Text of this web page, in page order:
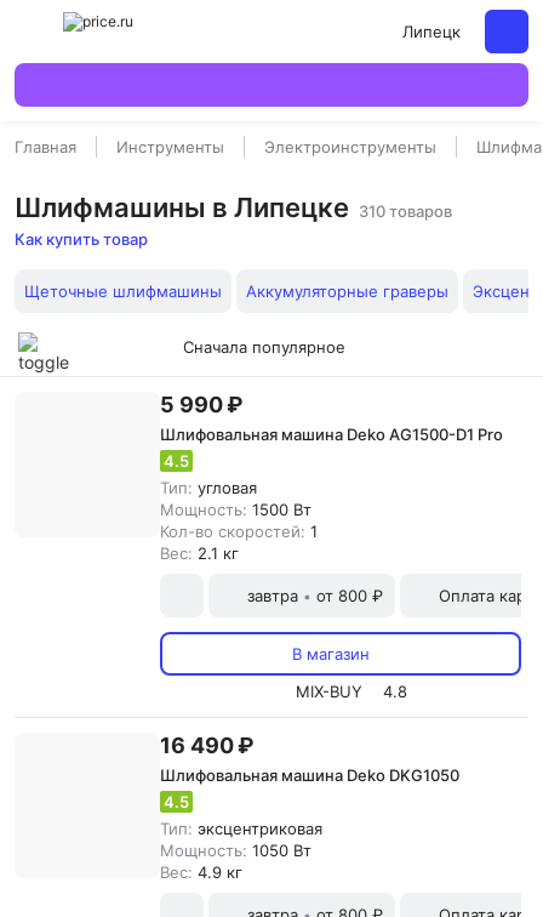
Липецк
Главная Инструменты Электроинструменты
Шлифмашины в Липецке
310 товаров
Как купить товар
Щеточные шлифмашины Аккумуляторные граверы
Сначала популярное
5 990 ₽
Шлифовальная машина Deko AG1500-D1 Pro
4.5
Тип: угловая
Мощность: 1500 Вт
Кол-во скоростей: 1
Вес: 2.1 кг
завтра • от 800 ₽ Оплата
В магазин
MIX-BUY
4.8
16 490 ₽
Шлифовальная машина Deko DKG1050
4.5
Тип: эксцентриковая
Мощность: 1050 Вт
Вес: 4.9 кг